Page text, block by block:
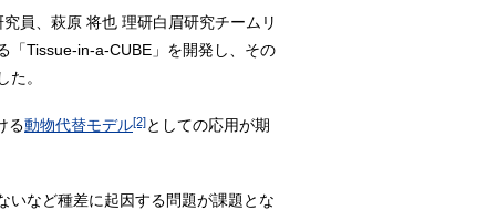
員、萩原 将也 理研白眉研究チームリ
「Tissue-in-a-CUBE」を開発し、その
。
る動物代替モデル[2]としての応用が期
いなど種差に起因する問題が課題とな